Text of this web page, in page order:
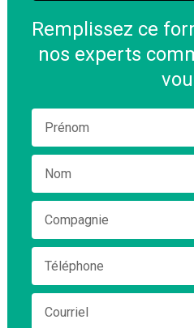
Remplissez ce
nos experts